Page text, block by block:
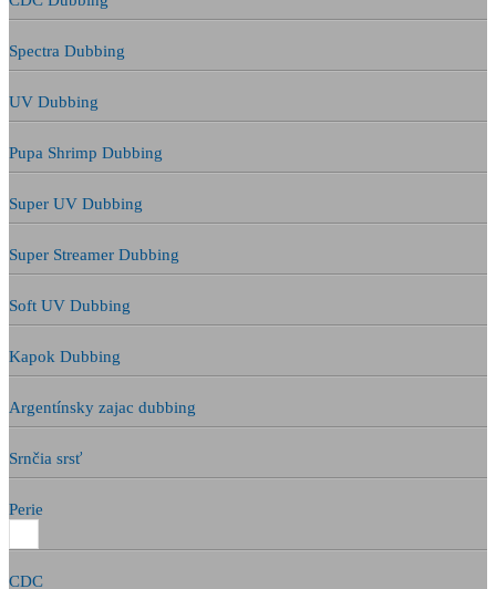
Spectra Dubbing
UV Dubbing
Pupa Shrimp Dubbing
Super UV Dubbing
Super Streamer Dubbing
Soft UV Dubbing
Kapok Dubbing
Argentínsky zajac dubbing
Srnčia srsť
Perie
CDC